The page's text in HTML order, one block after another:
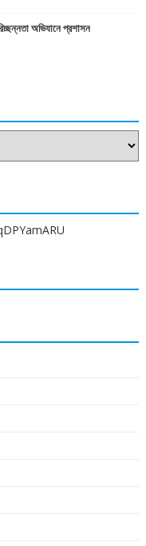
অভিযানে প্রশাসন